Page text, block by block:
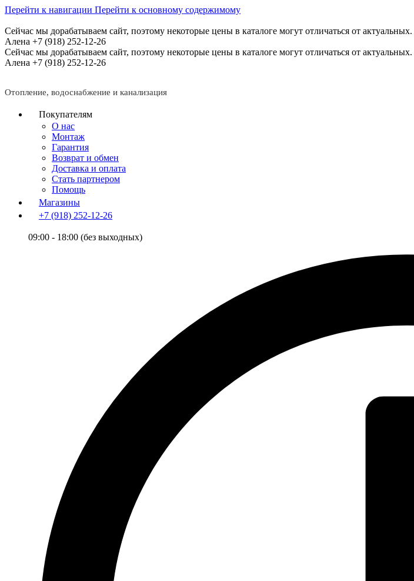
Перейти к навигации Перейти к основному содержимому
Сейчас мы дорабатываем сайт, поэтому некоторые цены в каталоге могут отличаться от актуальных.
Алена +7 (918) 252-12-26
Сейчас мы дорабатываем сайт, поэтому некоторые цены в каталоге могут отличаться от актуальных.
Алена +7 (918) 252-12-26
Отопление, водоснабжение и канализация
Покупателям
О нас
Монтаж
Гарантия
Возврат и обмен
Доставка и оплата
Стать партнером
Помощь
Магазины
+7 (918) 252-12-26
09:00 - 18:00 (без выходных)